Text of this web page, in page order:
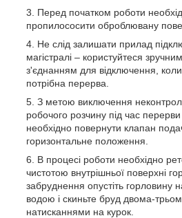
Перед початком роботи
пропилососити оброблювану
Не слід залишати прилад
магістралі – користуйтеся
з'єднанням для відключення,
потрібна перерва.
З метою виключення
робочого розчину під час
необхідно повернути клапан
горизонтальне положення.
В процесі роботи необхідно
чистотою внутрішньої поверхні
забруднення опустіть горловину
водою і скиньте бруд двома-
натисканнями на курок.